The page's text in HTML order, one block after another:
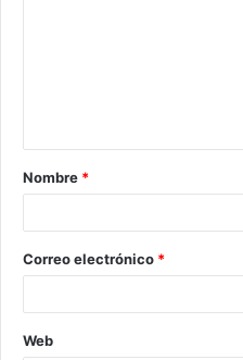
Nombre *
Correo electrónico *
Web